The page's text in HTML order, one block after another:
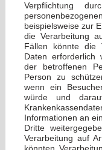
Verpflichtung
beispielsweise zur
die Verarbeitung
Fällen könnte die
Daten erforderlich
der betroffenen
Person zu
wenn ein
würde und
Informationen an
Dritte
Verarbeitung auf